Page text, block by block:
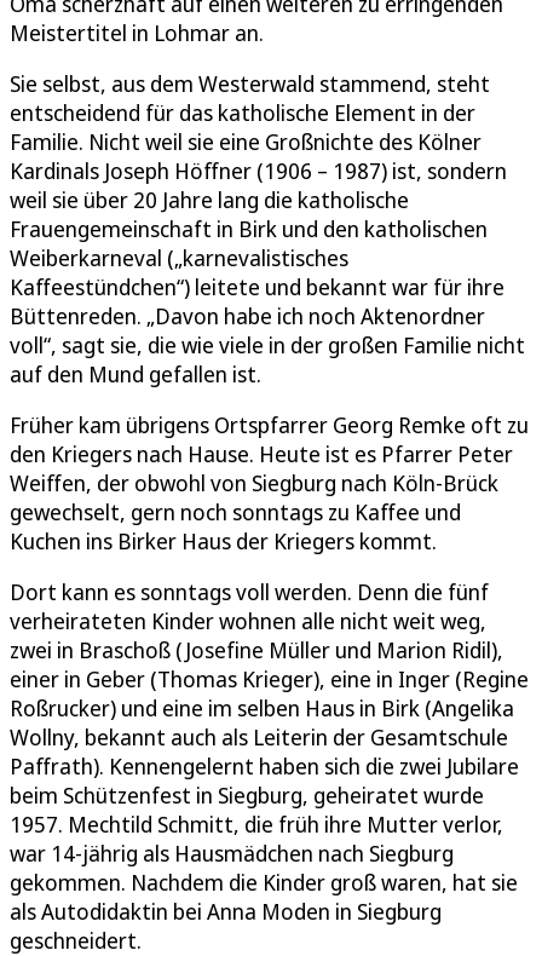
Meistertitel in Lohmar an.
Sie selbst, aus dem Westerwald stammend, steht
entscheidend für das katholische Element in der
Familie. Nicht weil sie eine Großnichte des Kölner
Kardinals Joseph Höffner (1906 – 1987) ist, sondern
weil sie über 20 Jahre lang die katholische
Frauengemeinschaft in Birk und den katholischen
Weiberkarneval („karnevalistisches
Kaffeestündchen“) leitete und bekannt war für ihre
Büttenreden. „Davon habe ich noch Aktenordner
voll“, sagt sie, die wie viele in der großen Familie nicht
auf den Mund gefallen ist.
Früher kam übrigens Ortspfarrer Georg Remke oft zu
den Kriegers nach Hause. Heute ist es Pfarrer Peter
Weiffen, der obwohl von Siegburg nach Köln-Brück
gewechselt, gern noch sonntags zu Kaffee und
Kuchen ins Birker Haus der Kriegers kommt.
Dort kann es sonntags voll werden. Denn die fünf
verheirateten Kinder wohnen alle nicht weit weg,
zwei in Braschoß (Josefine Müller und Marion Ridil),
einer in Geber (Thomas Krieger), eine in Inger (Regine
Roßrucker) und eine im selben Haus in Birk (Angelika
Wollny, bekannt auch als Leiterin der Gesamtschule
Paffrath). Kennengelernt haben sich die zwei Jubilare
beim Schützenfest in Siegburg, geheiratet wurde
1957. Mechtild Schmitt, die früh ihre Mutter verlor,
war 14-jährig als Hausmädchen nach Siegburg
gekommen. Nachdem die Kinder groß waren, hat sie
als Autodidaktin bei Anna Moden in Siegburg
geschneidert.